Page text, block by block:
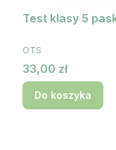
Test klasy 5
PRODUCENT
OTS
Cena
33,00 zł
Do koszyka